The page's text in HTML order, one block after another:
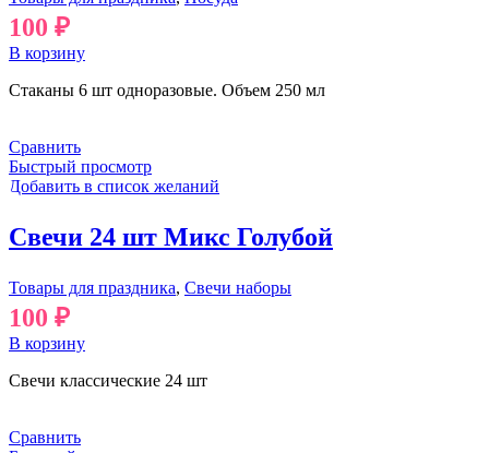
100 ₽
В корзину
Стаканы 6 шт одноразовые. Объем 250 мл
Сравнить
Быстрый просмотр
Добавить в список желаний
Свечи 24 шт Микс Голубой
Товары для праздника, Свечи наборы
100 ₽
В корзину
Свечи классические 24 шт
Сравнить